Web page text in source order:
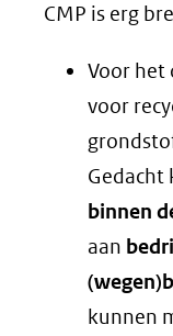
CMP is erg
Voor het
voor
Gedacht
binnen
aan
kunnen